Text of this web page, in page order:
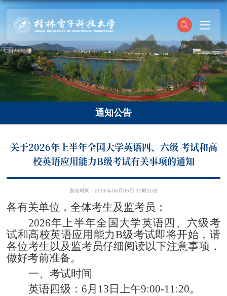
通知公告
关于2026年上半年全国大学英语四、六级 考试和高
校英语应用能力B级考试有关事项的通知
发布时间：2026年06月05日 15时16分
各有关单位，全体考生及监考员：
2026年上半年全国大学英语四、六级考
试和高校英语应用能力B级考试即将开始，请
各位考生以及监考员仔细阅读以下注意事项，
做好考前准备。
一、考试时间
英语四级： 6月 13 日上午9:00-11:20。